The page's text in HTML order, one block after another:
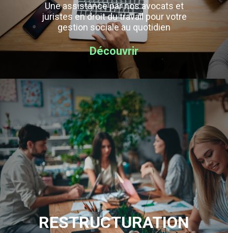
Une assistance par nos avocats et
juristes en droit du travail pour votre
gestion sociale au quotidien
Découvrir
RESTRUCTURATION